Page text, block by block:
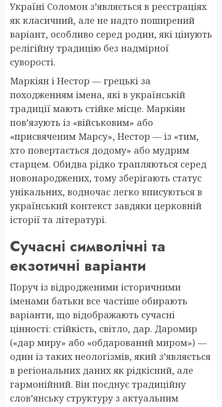
Україні Соломон з’являється в реєстраціях
як класичний, але не надто поширений
варіант, особливо серед родин, які цінують
релігійну традицію без надмірної
суворості.
Маркіян і Нестор — грецькі за
походженням імена, які в українській
традиції мають стійке місце. Маркіян
пов’язують із «військовим» або
«присвяченим Марсу», Нестор — із «тим,
хто повертається додому» або мудрим
старцем. Обидва рідко трапляються серед
новонароджених, тому зберігають статус
унікальних, водночас легко вписуються в
український контекст завдяки церковній
історії та літературі.
Сучасні символічні та
екзотичні варіанти
Поруч із відродженими історичними
іменами батьки все частіше обирають
варіанти, що відображають сучасні
цінності: стійкість, світло, дар. Даромир
(«дар миру» або «обдарований миром») —
один із таких неологізмів, який з’являється
в регіональних даних як рідкісний, але
гармонійний. Він поєднує традиційну
слов’янську структуру з актуальним